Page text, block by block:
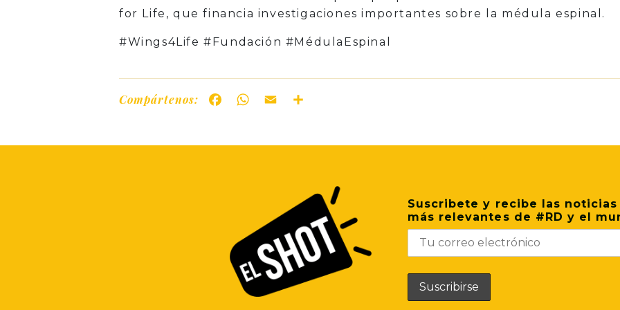
for Life, que financia investigaciones importantes sobre la médula espinal.
#Wings4Life #Fundación #MédulaEspinal
Compártenos: FacebookWhatsApp
Email
Suscribete y recibe las noticias
más relevantes de #RD y el